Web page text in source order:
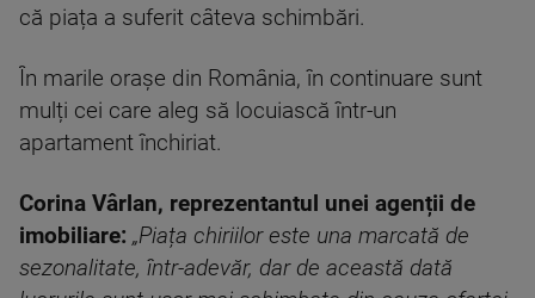
că piața a suferit câteva schimbări.
În marile orașe din România, în continuare sunt
mulți cei care aleg să locuiască într-un
apartament închiriat.
Corina Vârlan, reprezentantul unei agenții de
imobiliare: „Piața chiriilor este una marcată de
sezonalitate, într-adevăr, dar de această dată